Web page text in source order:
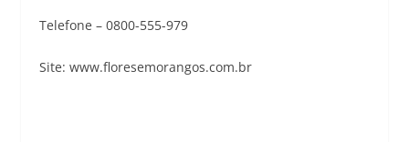
Telefone – 0800-555-979
Site: www.floresemorangos.com.br